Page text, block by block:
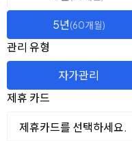
5년(60개월)
관리 유형
자가관리
제휴 카드
제휴카드를 선택하세요.